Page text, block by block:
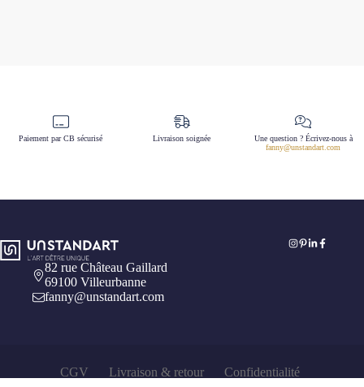
Paiement par CB sécurisé Livraison soignée
Une question ? Écrivez-nous à
fanny@unstandart.com
82 rue Château Gaillard
69100 Villeurbanne
fanny@unstandart.com
CGV Livraison & retour
Confidentialité